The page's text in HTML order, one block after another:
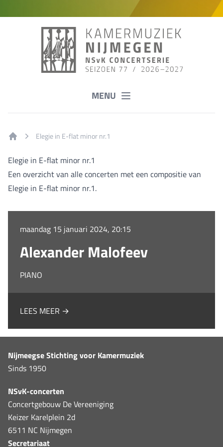
MENU
Elegie in E-flat minor nr.1
Elegie in E-flat minor nr.1
Een overzicht van alle concerten met een compositie van
Elegie in E-flat minor nr.1.
maandag 15 januari 2024, 20:15
Alexander Malofeev
PIANO
LEES MEER →
Nijmeegse Stichting voor Kamermuziek
Sinds 1950
NSvK-concerten
Concertgebouw De Vereeniging
Keizer Karelplein 2d
6511 NC Nijmegen
Secretariaat